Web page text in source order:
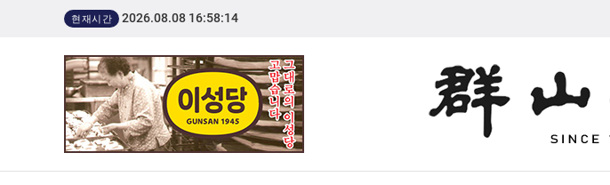
현재시간 2026.08.08 16:58:14